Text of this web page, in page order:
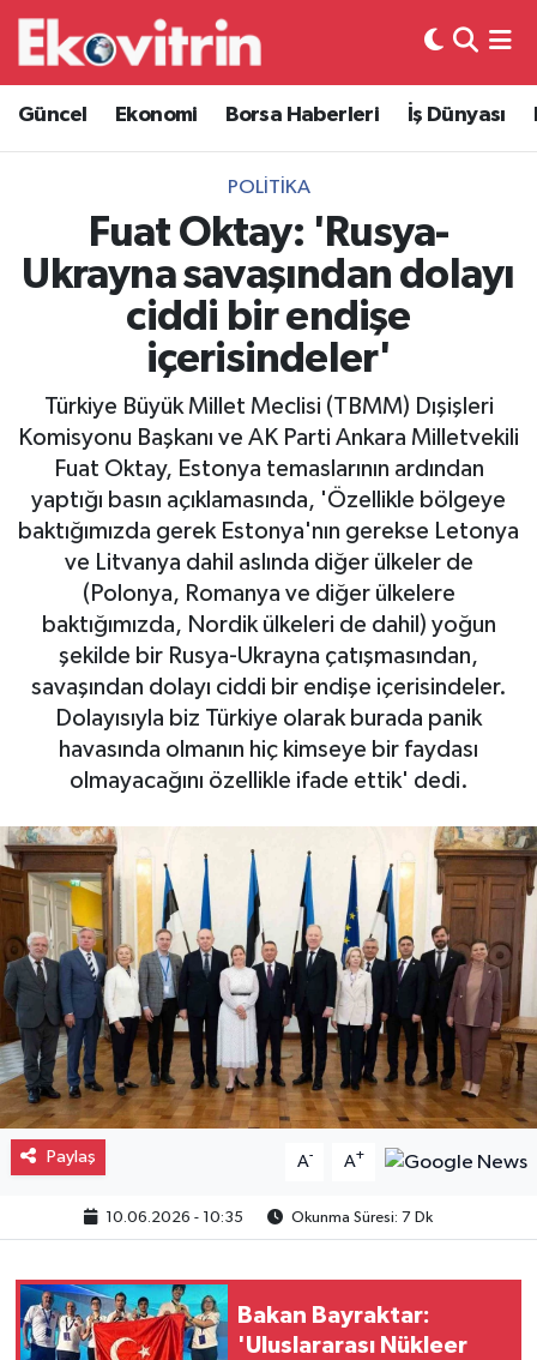
Güncel Ekonomi Borsa Haberleri İş Dünyası
POLITIKA
Fuat Oktay: 'Rusya-
Ukrayna savaşından dolayı
ciddi bir endişe
içerisindeler'
Türkiye Büyük Millet Meclisi (TBMM) Dışişleri
Komisyonu Başkanı ve AK Parti Ankara Milletvekili
Fuat Oktay, Estonya temaslarının ardından
yaptığı basın açıklamasında, 'Özellikle bölgeye
baktığımızda gerek Estonya'nın gerekse Letonya
ve Litvanya dahil aslında diğer ülkeler de
(Polonya, Romanya ve diğer ülkelere
baktığımızda, Nordik ülkeleri de dahil) yoğun
şekilde bir Rusya-Ukrayna çatışmasından,
savaşından dolayı ciddi bir endişe içerisindeler.
Dolayısıyla biz Türkiye olarak burada panik
havasında olmanın hiç kimseye bir faydası
olmayacağını özellikle ifade ettik' dedi.
Paylaş A- A+
10.06.2026 - 10:35 Okunma Süresi: 7 Dk
Bakan Bayraktar:
'Uluslararası Nükleer
Güncel
Ekonomi
Borsa Haberleri
İş Dünyası
Lojistik
Otovitrin
Asayiş
Magazin
Gayrimenkul
Spor
Eğitim
Hava Durumu
Trafik Durumu
Süper Lig Puan Durumu ve Fikstür
Tüm Manşetler
Son Dakika Haberleri
Haber Arşivi